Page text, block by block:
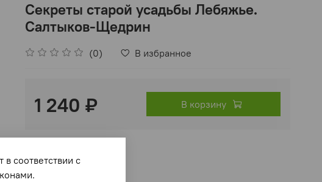
Секреты старой усадьбы Лебяжье.
Салтыков-Щедрин
(0) В избранное
1 240 ₽ В корзину
в соответствии с